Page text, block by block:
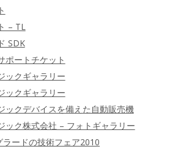
– TL
SDK
ポートチケット
ックギャラリー
ックギャラリー
ックデバイスを備えた自動販売機
ック株式会社 – フォトギャラリー
ラードの技術フェア2010